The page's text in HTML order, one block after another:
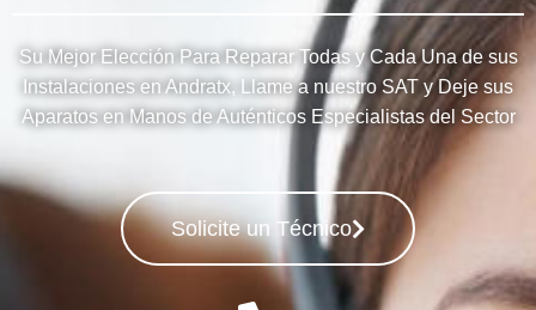
Su Mejor Elección Para Reparar Todas y Cada Una de sus
Instalaciones en Andratx, Llame a nuestro SAT y Deje sus
Aparatos en Manos de Auténticos Especialistas del Sector
Solicite un Técnico